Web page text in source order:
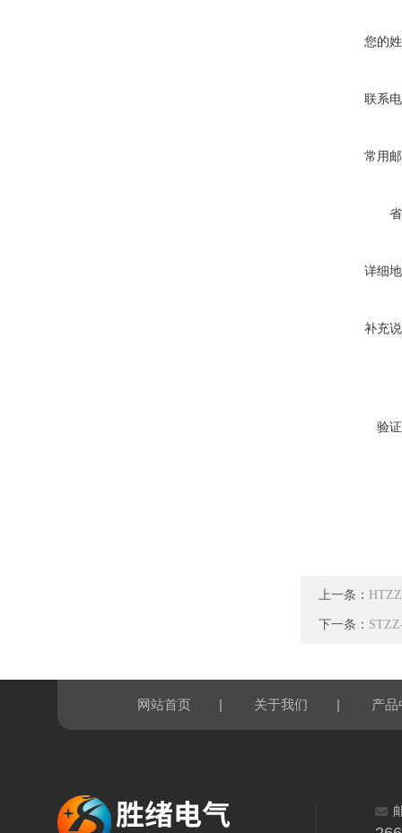
您的
联系
常用
详细
补充
验
上一条：
下一条：
网站首页 | 关于我们 | 产品